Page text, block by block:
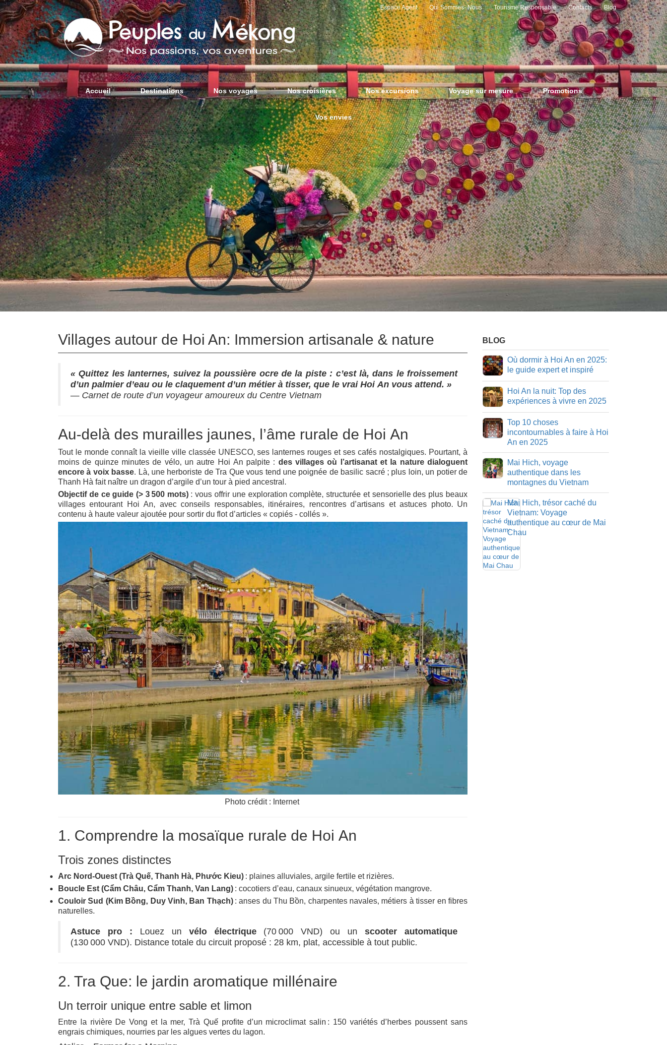
Espace Agent Qui Sommes- Nous Tourisme Responsable Contacts Blog
Accueil Destinations Nos voyages Nos croisières Nos excursions Voyage sur mesure Promotions
Vos envies
Villages autour de Hoi An: Immersion artisanale & nature
« Quittez les lanternes, suivez la poussière ocre de la piste : c’est là, dans le froissement
d’un palmier d’eau ou le claquement d’un métier à tisser, que le vrai Hoi An vous attend. »
— Carnet de route d’un voyageur amoureux du Centre Vietnam
Au‑delà des murailles jaunes, l’âme rurale de Hoi An
Tout le monde connaît la vieille ville classée UNESCO, ses lanternes rouges et ses cafés nostalgiques. Pourtant, à
moins de quinze minutes de vélo, un autre Hoi An palpite : des villages où l’artisanat et la nature dialoguent
encore à voix basse. Là, une herboriste de Tra Que vous tend une poignée de basilic sacré ; plus loin, un potier de
Thanh Hà fait naître un dragon d’argile d’un tour à pied ancestral.
Objectif de ce guide (> 3 500 mots): vous offrir une exploration complète, structurée et sensorielle des plus beaux
villages entourant Hoi An, avec conseils responsables, itinéraires, rencontres d’artisans et astuces photo. Un
contenu à haute valeur ajoutée pour sortir du flot d’articles « copiés ‑ collés ».
Photo crédit : Internet
1. Comprendre la mosaïque rurale de Hoi An
Trois zones distinctes
Arc Nord‑Ouest (Trà Quế, Thanh Hà, Phước Kieu) : plaines alluviales, argile fertile et rizières.
Boucle Est (Cẩm Châu, Cẩm Thanh, Van Lang) : cocotiers d’eau, canaux sinueux, végétation mangrove.
Couloir Sud (Kim Bồng, Duy Vinh, Ban Thạch): anses du Thu Bồn, charpentes navales, métiers à tisser en fibres
naturelles.
Astuce pro : Louez un vélo électrique(70 000 VND) ou unscooter automatique
(130 000 VND). Distance totale du circuit proposé : 28 km, plat, accessible à tout public.
2. Tra Que: le jardin aromatique millénaire
Un terroir unique entre sable et limon
Entre la rivière De Vong et la mer, Trà Quế profite d’un microclimat salin : 150 variétés d’herbes poussent sans
engrais chimiques, nourries par les algues vertes du lagon.
BLOG
Où dormir à Hoi An en 2025:
le guide expert et inspiré
Hoi An la nuit: Top des
expériences à vivre en 2025
Top 10 choses
incontournables à faire à Hoi
An en 2025
Mai Hich, voyage
authentique dans les
montagnes du Vietnam
Mai Hich, trésor caché du
Vietnam: Voyage
authentique au cœur de Mai
Chau